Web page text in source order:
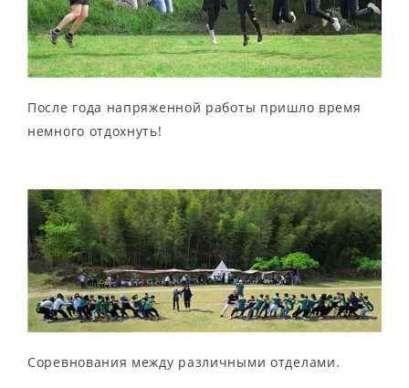
После года напряженной работы пришло время
немного отдохнуть!
Соревнования между различными отделами.